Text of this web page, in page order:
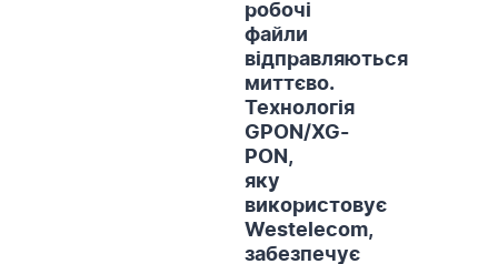
робочі
файли
відправляються
миттєво.
Технологія
GPON/XG-
PON,
яку
використовує
Westelecom,
забезпечує